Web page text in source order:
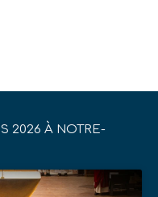
2026 À NOTRE-